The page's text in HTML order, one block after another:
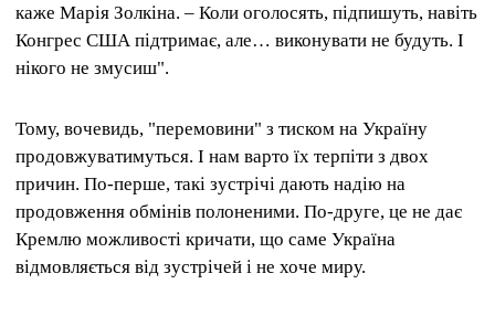
каже Марія Золкіна. – Коли оголосять, підпишуть, навіть
Конгрес США підтримає, але… виконувати не будуть. І
нікого не змусиш".
Тому, вочевидь, "перемовини" з тиском на Україну
продовжуватимуться. І нам варто їх терпіти з двох
причин. По-перше, такі зустрічі дають надію на
продовження обмінів полоненими. По-друге, це не дає
Кремлю можливості кричати, що саме Україна
відмовляється від зустрічей і не хоче миру.